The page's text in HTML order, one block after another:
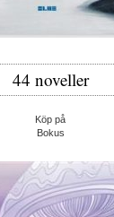
44 noveller
Köp på
Bokus